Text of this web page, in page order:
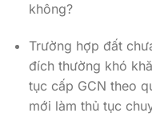
không?
Trường hợp đất
đích thường khó
tục cấp GCN theo
mới làm thủ tục